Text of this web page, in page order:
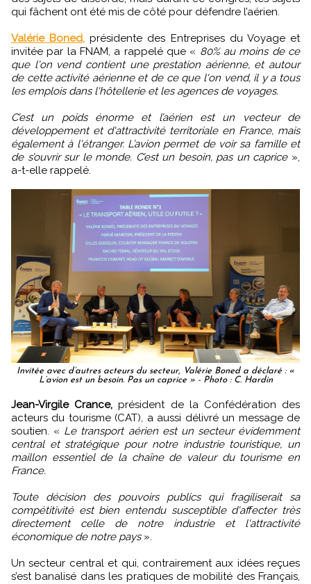
qui fâchent ont été mis de côté pour défendre l’aérien.
Valérie Boned, présidente des Entreprises du Voyage et
invitée par la FNAM, a rappelé que « 80% au moins de ce
que l'on vend contient une prestation aérienne, et autour
de cette activité aérienne et de ce que l'on vend, il y a tous
les emplois dans l'hôtellerie et les agences de voyages.
C’est un poids énorme et l’aérien est un vecteur de
développement et d'attractivité territoriale en France, mais
également à l'étranger. L’avion permet de voir sa famille et
de s’ouvrir sur le monde. C’est un besoin, pas un caprice»,
a-t-elle rappelé.
Invitée avec d’autres acteurs du secteur, Valérie Boned a déclaré : «
L’avion est un besoin. Pas un caprice » - Photo : C. Hardin
Jean-Virgile Crance, président de la Confédération des
acteurs du tourisme (CAT), a aussi délivré un message de
soutien. « Le transport aérien est un secteur évidemment
central et stratégique pour notre industrie touristique, un
maillon essentiel de la chaîne de valeur du tourisme en
France.
Toute décision des pouvoirs publics qui fragiliserait sa
compétitivité est bien entendu susceptible d'affecter très
directement celle de notre industrie et l'attractivité
économique de notre pays ».
Un secteur central et qui, contrairement aux idées reçues
s’est banalisé dans les pratiques de mobilité des Français,